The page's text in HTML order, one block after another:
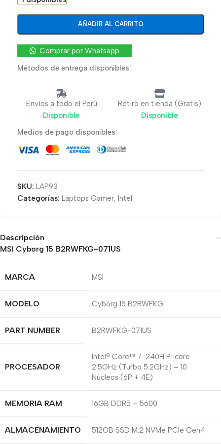
AÑADIR AL CARRITO
Comprar por Whatsapp
Métodos de entrega disponibles:
Envíos a todo el Perú
Disponible
Retiro en tienda (Gratis)
Disponible
Medios de pago disponibles:
SKU: LAP93
Categorías: Laptops Gamer, Intel
Descripción
MSI Cyborg 15 B2RWFKG-071US
MARCA MSI
MODELO Cyborg 15 B2RWFKG
PART NUMBER B2RWFKG-071US
PROCESADOR
Intel® Core™ 7-240H P-core
2.5GHz (Turbo 5.2GHz) – 10
Núcleos (6P + 4E)
MEMORIA RAM 16GB DDR5 – 5600
ALMACENAMIENTO 512GB SSD M.2 NVMe PCIe Gen4